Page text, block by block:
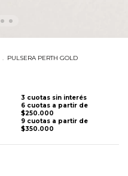
. PULSERA PERTH GOLD